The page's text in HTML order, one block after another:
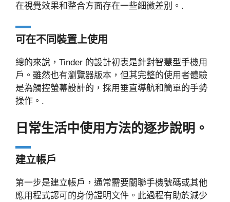
在視覺效果和整合方面存在一些細微差別。.
可在不同裝置上使用
總的來說，Tinder 的設計初衷是針對智慧型手機用
戶。雖然也有瀏覽器版本，但其完整的使用者體驗
是為觸控螢幕設計的，採用垂直導航和簡單的手勢
操作。.
日常生活中使用方法的逐步說明。
建立帳戶
第一步是建立帳戶，通常需要關聯手機號碼或其他
應用程式認可的身份證明文件。此過程有助於減少